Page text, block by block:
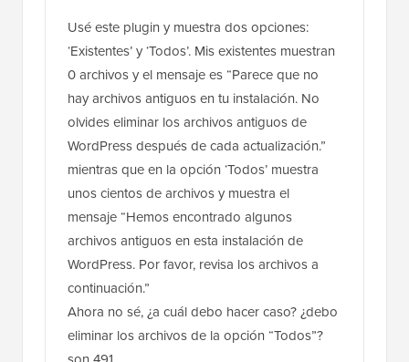
Usé este plugin y muestra dos opciones:
‘Existentes’ y ‘Todos’. Mis existentes muestran
0 archivos y el mensaje es “Parece que no
hay archivos antiguos en tu instalación. No
olvides eliminar los archivos antiguos de
WordPress después de cada actualización.”
mientras que en la opción ‘Todos’ muestra
unos cientos de archivos y muestra el
mensaje “Hemos encontrado algunos
archivos antiguos en esta instalación de
WordPress. Por favor, revisa los archivos a
continuación.”
Ahora no sé, ¿a cuál debo hacer caso? ¿debo
eliminar los archivos de la opción “Todos”?